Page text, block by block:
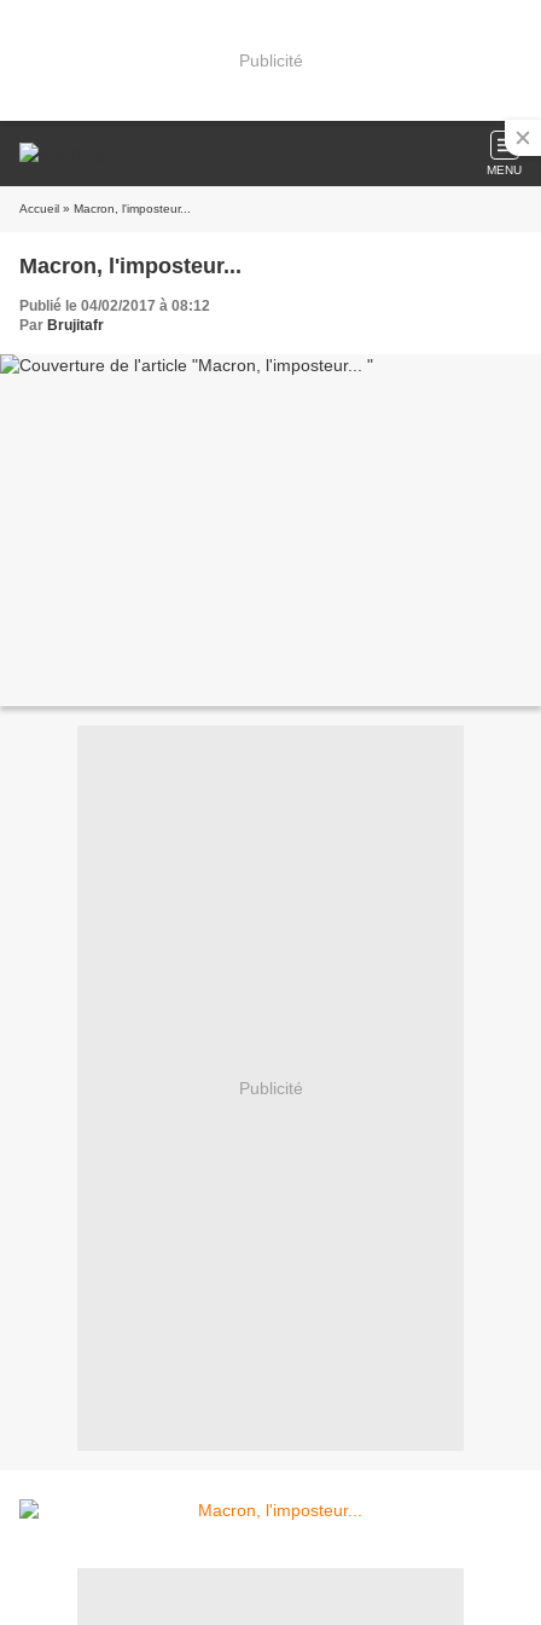
Publicité
MENU
Accueil » Macron, l'imposteur...
Macron, l'imposteur...
Publié le 04/02/2017 à 08:12
Par Brujitafr
Publicité